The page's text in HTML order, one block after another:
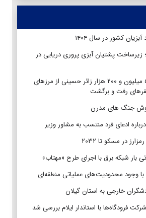
زیرساخت پشتیان آبزی پروری دریایی در
ثبت تردد بیش از ۵ میلیون و ۲۰۰ هزار زائر حسینی از مرزهای
رفت و برگشت
جنگ های مدرن
ادعای فرد منتسب به مشاور وزیر
در مسکو تا ۲۰۳۲
با وجود محدودیت‌های عملیاتی منطقه‌ای
خارجی به استان گیلان
فرودگاه‌ها با استاندار ایلام بررسی شد